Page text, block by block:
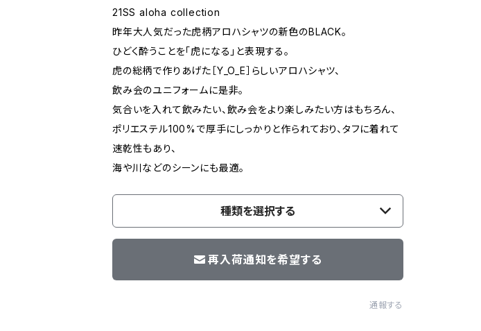
21SS aloha collection
昨年大人気だった虎柄アロハシャツの新色のBLACK。
ひどく酔うことを「虎になる」と表現する。
虎の総柄で作りあげた［Y_O_E］らしいアロハシャツ、
飲み会のユニフォームに是非。
気合いを入れて飲みたい、飲み会をより楽しみたい方はもちろん、
ポリエステル100%で厚手にしっかりと作られており、タフに着れて
速乾性もあり、
海や川などのシーンにも最適。
種類を選択する
再入荷通知を希望する
通報する